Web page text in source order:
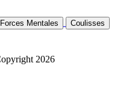
Forces Mentales
Coulisses
2026